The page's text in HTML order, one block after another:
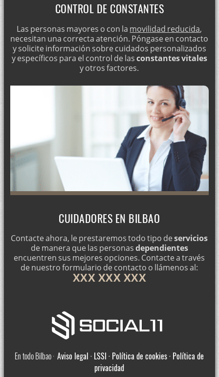
CONTROL DE CONSTANTES
Las personas mayores o con la movilidad reducida,
necesitan una correcta atención. Póngase en contacto
y solicite información sobre cuidados personalizados
y específicos para el control de lasconstantes vitales
y otros factores.
CUIDADORES EN BILBAO
Contacte ahora, le prestaremos todo tipo deservicios
de manera que las personasdependientes
encuentren sus mejores opciones. Contacte a través
de nuestro formulario de contacto o llámenos al:
XXX XXX XXX
En todo Bilbao ·Aviso legal · LSSI · Política de cookies · Política de
privacidad